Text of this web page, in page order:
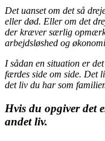
Det uanset om det så
eller død. Eller om det
der kræver særlig
arbejdsløshed og
I sådan en situation er
færdes side om side. Det
det liv du har som
Hvis du opgiver det
andet liv.